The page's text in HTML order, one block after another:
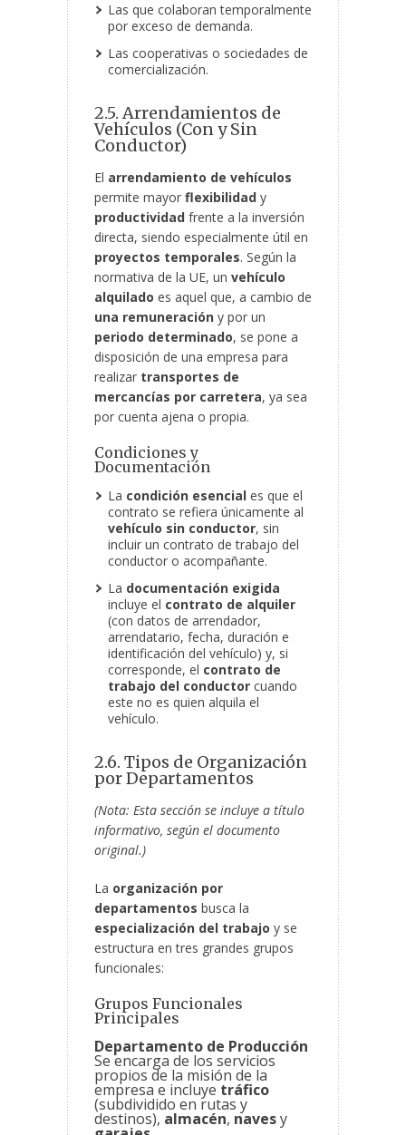
Las que colaboran temporalmente
por exceso de demanda.
Las cooperativas o sociedades de
comercialización.
2.5. Arrendamientos de
Vehículos (Con y Sin
Conductor)
El arrendamiento de vehículos
permite mayor flexibilidad y
productividad frente a la inversión
directa, siendo especialmente útil en
proyectos temporales. Según la
normativa de la UE, un vehículo
alquilado es aquel que, a cambio de
una remuneración y por un
periodo determinado, se pone a
disposición de una empresa para
realizar transportes de
mercancías por carretera, ya sea
por cuenta ajena o propia.
Condiciones y
Documentación
La condición esencial es que el
contrato se refiera únicamente al
vehículo sin conductor, sin
incluir un contrato de trabajo del
conductor o acompañante.
La documentación exigida
incluye el contrato de alquiler
(con datos de arrendador,
arrendatario, fecha, duración e
identificación del vehículo) y, si
corresponde, el contrato de
trabajo del conductor cuando
este no es quien alquila el
vehículo.
2.6. Tipos de Organización
por Departamentos
(Nota: Esta sección se incluye a título
informativo, según el documento
original.)
La organización por
departamentos busca la
especialización del trabajo y se
estructura en tres grandes grupos
funcionales:
Grupos Funcionales
Principales
Departamento de Producción
Se encarga de los servicios
propios de la misión de la
empresa e incluye tráfico
(subdividido en rutas y
destinos), almacén, navesy